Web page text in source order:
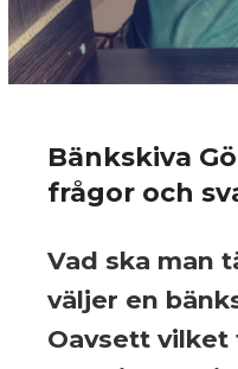
Bänkskiva
frågor och
Vad ska man
väljer en
Oavsett vilket